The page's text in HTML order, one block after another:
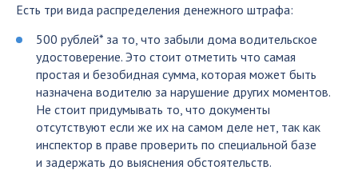
Есть три вида распределения денежного штрафа:
500 рублей* за то, что забыли дома водительское
удостоверение. Это стоит отметить что самая
простая и безобидная сумма, которая может быть
назначена водителю за нарушение других моментов.
Не стоит придумывать то, что документы
отсутствуют если же их на самом деле нет, так как
инспектор в праве проверить по специальной базе
и задержать до выяснения обстоятельств.